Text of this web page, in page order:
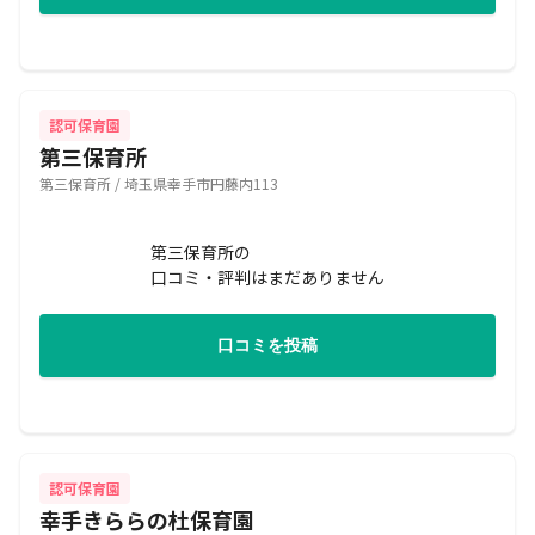
認可保育園
第三保育所
第三保育所 / 埼玉県幸手市円藤内113
第三保育所の
口コミ・評判はまだありません
口コミを投稿
認可保育園
幸手きららの杜保育園